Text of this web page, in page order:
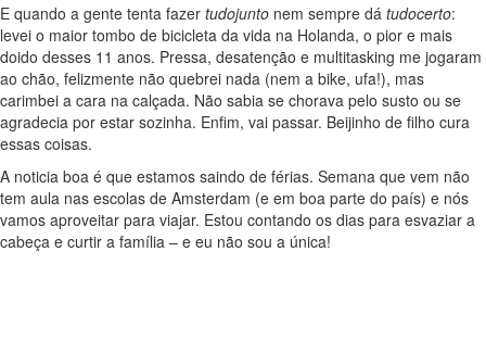
E quando a gente tenta fazer tudojunto nem sempre dá tudocerto:
levei o maior tombo de bicicleta da vida na Holanda, o pior e mais
doido desses 11 anos. Pressa, desatenção e multitasking me jogaram
ao chão, felizmente não quebrei nada (nem a bike, ufa!), mas
carimbei a cara na calçada. Não sabia se chorava pelo susto ou se
agradecia por estar sozinha. Enfim, vai passar. Beijinho de filho cura
essas coisas.
A noticia boa é que estamos saindo de férias. Semana que vem não
tem aula nas escolas de Amsterdam (e em boa parte do país) e nós
vamos aproveitar para viajar. Estou contando os dias para esvaziar a
cabeça e curtir a família – e eu não sou a única!